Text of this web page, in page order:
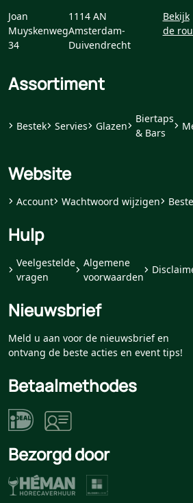
Joan
Muyskenweg
34
1114 AN
Amsterdam-
Duivendrecht
Bekijk
de
Assortiment
Bestek Servies Glazen
Biertaps
& Bars
Website
Account Wachtwoord wijzigen
Hulp
Veelgestelde
vragen
Algemene
voorwaarden
Nieuwsbrief
Meld u aan voor de nieuwsbrief en
ontvang de beste acties en event tips!
Betaalmethodes
Bezorgd door